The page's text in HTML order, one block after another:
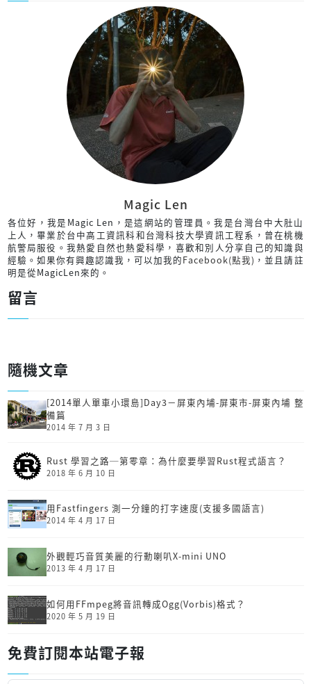
Magic Len
各位好，我是Magic Len，是這網站的管理員。我是台灣台中大肚山
上人，畢業於台中高工資訊科和台灣科技大學資訊工程系，曾在桃機
航警局服役。我熱愛自然也熱愛科學，喜歡和別人分享自己的知識與
經驗。如果你有興趣認識我，可以加我的Facebook(點我) ，並且請註
明是從MagicLen來的。
留言
隨機文章
[2014單人單車小環島]Day3－屏東內埔-屏東市-屏東內埔 整
備篇
2014 年 7 月 3 日
Rust 學習之路─第零章：為什麼要學習Rust程式語言？
2018 年 6 月 10 日
用Fastfingers 測一分鐘的打字速度(支援多國語言)
2014 年 4 月 17 日
外觀輕巧音質美麗的行動喇叭X-mini UNO
2013 年 4 月 17 日
如何用FFmpeg將音訊轉成Ogg(Vorbis)格式？
2020 年 5 月 19 日
免費訂閱本站電子報